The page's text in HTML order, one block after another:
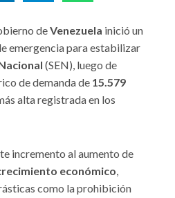
deVenezuela inició un
emergencia para estabilizar
(SEN), luego de
de demanda de 15.579
alta registrada en los
incremento al aumento de
económico,
como la prohibición